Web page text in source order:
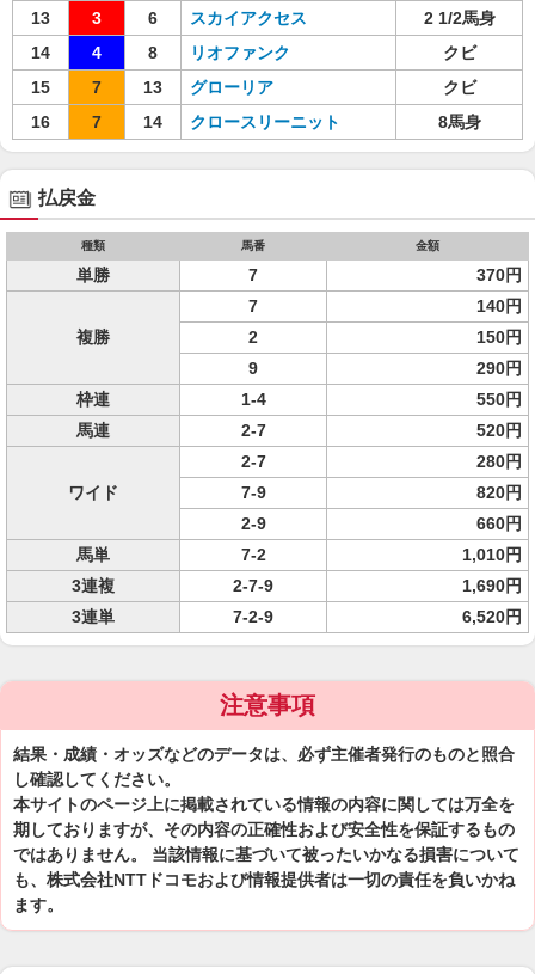
13
3 6 スカイアクセス
2 1/2馬身
14
4 8 リオファンク
クビ
15
7 13 グローリア
クビ
16
7 14 クロースリーニット 8馬身
払戻金
種類 馬番 金額
単勝 7 370円
複勝
7
140円
2
150円
9
290円
枠連
1-4
550円
馬連
2-7 520円
ワイド
2-7
280円
7-9
820円
2-9
660円
馬単
7-2
1,010円
3連複
2-7-9
1,690円
3連単
7-2-9 6,520円
注意事項
結果・成績・オッズなどのデータは、必ず主催者発行のものと照合
し確認してください。
本サイトのページ上に掲載されている情報の内容に関しては万全を
期しておりますが、その内容の正確性および安全性を保証するもの
ではありません。 当該情報に基づいて被ったいかなる損害について
も、株式会社NTTドコモおよび情報提供者は一切の責任を負いかね
ます。